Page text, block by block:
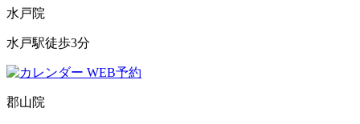
水戸院
水戸駅徒歩3分
WEB予約
郡山院